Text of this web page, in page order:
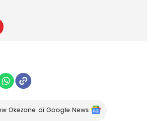
Okezone di Google News